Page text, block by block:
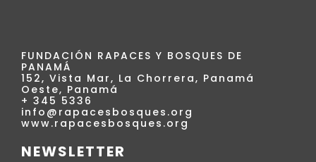
FUNDACIÓN RAPACES Y BOSQUES DE
PANAMÁ
152, Vista Mar, La Chorrera, Panamá
Oeste, Panamá
+ 345 5336
info@rapacesbosques.org
www.rapacesbosques.org
NEWSLETTER